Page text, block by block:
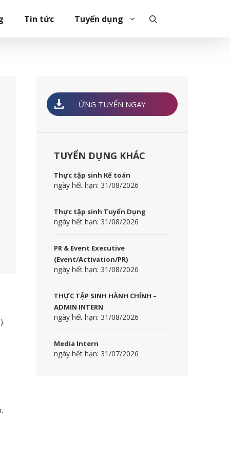
Tin tức Tuyển dụng
ỨNG TUYỂN NGAY
TUYỂN DỤNG KHÁC
Thực tập sinh Kế toán
ngày hết hạn: 31/08/2026
Thực tập sinh Tuyển Dụng
ngày hết hạn: 31/08/2026
PR & Event Executive
(Event/Activation/PR)
ngày hết hạn: 31/08/2026
THỰC TẬP SINH HÀNH CHÍNH –
ADMIN INTERN
ngày hết hạn: 31/08/2026
Media Intern
ngày hết hạn: 31/07/2026